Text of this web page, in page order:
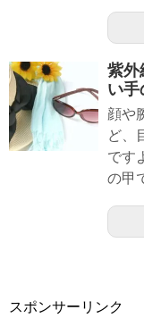
紫外
い手
顔や
ど、
です
の甲
スポンサーリンク